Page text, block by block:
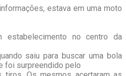
estava em uma moto
estabelecimento no centro da
saiu para buscar uma bola
foi surpreendido pelo